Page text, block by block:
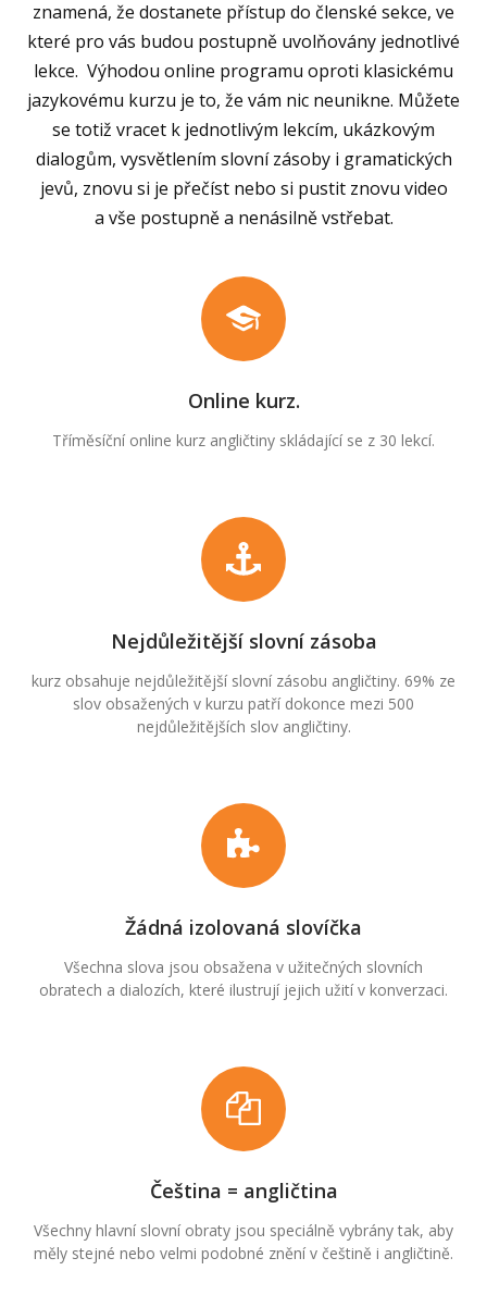
znamená, že dostanete přístup do členské sekce, ve
které pro vás budou postupně uvolňovány jednotlivé
lekce. Výhodou online programu oproti klasickému
jazykovému kurzu je to, že vám nic neunikne. Můžete
se totiž vracet k jednotlivým lekcím, ukázkovým
dialogům, vysvětlením slovní zásoby i gramatických
jevů, znovu si je přečíst nebo si pustit znovu video
a vše postupně a nenásilně vstřebat.
Online kurz.
Tříměsíční online kurz angličtiny skládající se z 30 lekcí.
Nejdůležitější slovní zásoba
kurz obsahuje nejdůležitější slovní zásobu angličtiny. 69% ze
slov obsažených v kurzu patří dokonce mezi 500
nejdůležitějších slov angličtiny.
Žádná izolovaná slovíčka
Všechna slova jsou obsažena v užitečných slovních
obratech a dialozích, které ilustrují jejich užití v konverzaci.
Čeština = angličtina
Všechny hlavní slovní obraty jsou speciálně vybrány tak, aby
měly stejné nebo velmi podobné znění v češtině i angličtině.